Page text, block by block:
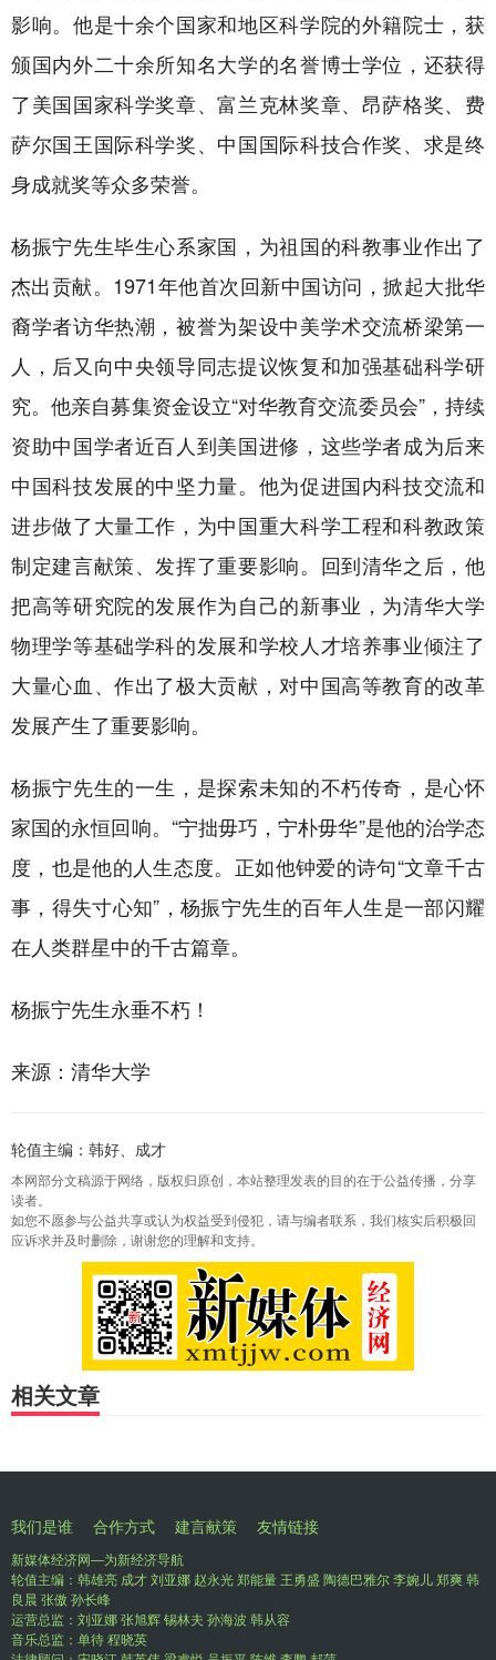
影响。他是十余个国家和地区科学院的外籍院士，获
颁国内外二十余所知名大学的名誉博士学位，还获得
了美国国家科学奖章、富兰克林奖章、昂萨格奖、费
萨尔国王国际科学奖、中国国际科技合作奖、求是终
身成就奖等众多荣誉。
杨振宁先生毕生心系家国，为祖国的科教事业作出了
杰出贡献。1971年他首次回新中国访问，掀起大批华
裔学者访华热潮，被誉为架设中美学术交流桥梁第一
人，后又向中央领导同志提议恢复和加强基础科学研
究。他亲自募集资金设立“对华教育交流委员会”，持续
资助中国学者近百人到美国进修，这些学者成为后来
中国科技发展的中坚力量。他为促进国内科技交流和
进步做了大量工作，为中国重大科学工程和科教政策
制定建言献策、发挥了重要影响。回到清华之后，他
把高等研究院的发展作为自己的新事业，为清华大学
物理学等基础学科的发展和学校人才培养事业倾注了
大量心血、作出了极大贡献，对中国高等教育的改革
发展产生了重要影响。
杨振宁先生的一生，是探索未知的不朽传奇，是心怀
家国的永恒回响。“宁拙毋巧，宁朴毋华”是他的治学态
度，也是他的人生态度。正如他钟爱的诗句“文章千古
事，得失寸心知”，杨振宁先生的百年人生是一部闪耀
在人类群星中的千古篇章。
杨振宁先生永垂不朽！
来源：清华大学
轮值主编：韩好、成才
本网部分文稿源于网络，版权归原创，本站整理发表的目的在于公益传播，分享
读者。
如您不愿参与公益共享或认为权益受到侵犯，请与编者联系，我们核实后积极回
应诉求并及时删除，谢谢您的理解和支持。
相关文章
我们是谁 合作方式 建言献策 友情链接
新媒体经济网—为新经济导航
轮值主编：韩雄亮 成才 刘亚娜 赵永光 郑能量 王勇盛 陶德巴雅尔 李婉儿 郑爽 韩
良晨 张傲 孙长峰
运营总监：刘亚娜 张旭辉 锡林夫 孙海波 韩从容
音乐总监：单待 程晓英